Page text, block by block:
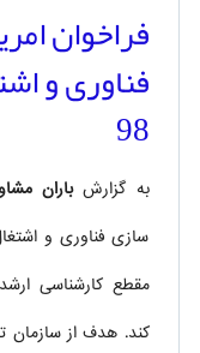
فراخوان
فناوری و
98
به گزارشباران
سازی فناوری و
مقطع کارشناسی
کند. هدف از سازمان